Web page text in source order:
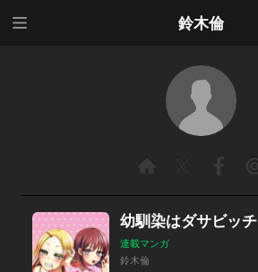
鈴木倫
幼馴染はダサビッチ
連載マンガ
鈴木倫